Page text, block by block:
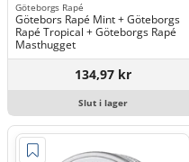
Göteborgs Rapé
Götebors Rapé Mint + Göteborgs
Rapé Tropical + Göteborgs Rapé
Masthugget
134,97 kr
Slut i lager